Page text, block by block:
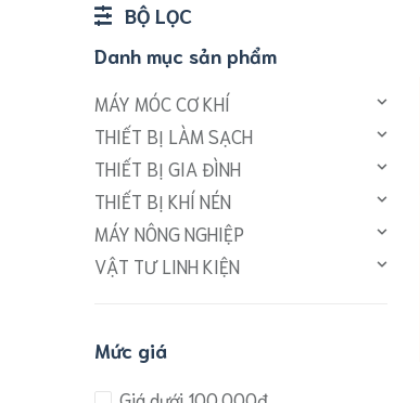
BỘ LỌC
Danh mục sản phẩm
MÁY MÓC CƠ KHÍ
THIẾT BỊ LÀM SẠCH
THIẾT BỊ GIA ĐÌNH
THIẾT BỊ KHÍ NÉN
MÁY NÔNG NGHIỆP
VẬT TƯ LINH KIỆN
Mức giá